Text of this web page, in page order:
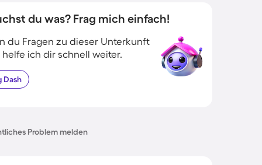
du was? Frag mich einfach!
du Fragen zu dieser Unterkunft
helfe ich dir schnell weiter.
Dash
Problem melden